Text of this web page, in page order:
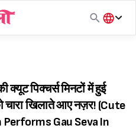
हिंदी
क्यूट पिक्चर्स मिनटों में हुई
चारा खिलाते आए नज़र! (Cute
Gau Seva In